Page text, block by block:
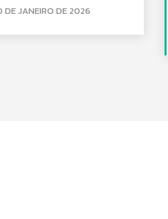
DE JANEIRO DE 2026